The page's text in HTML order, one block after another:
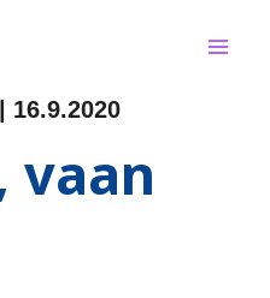
16.9.2020
vaan